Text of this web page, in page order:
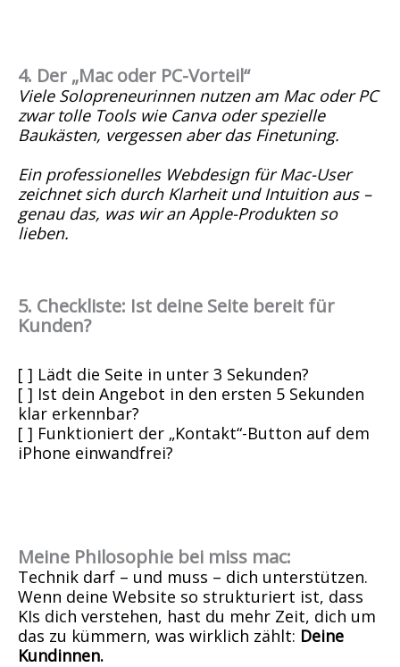
4. Der „Mac oder PC-Vorteil“
Viele Solopreneurinnen nutzen am Mac oder PC
zwar tolle Tools wie Canva oder spezielle
Baukästen, vergessen aber das Finetuning.
Ein professionelles Webdesign für Mac-User
zeichnet sich durch Klarheit und Intuition aus –
genau das, was wir an Apple-Produkten so
lieben.
5. Checkliste: Ist deine Seite bereit für
Kunden?
[ ] Lädt die Seite in unter 3 Sekunden?
[ ] Ist dein Angebot in den ersten 5 Sekunden
klar erkennbar?
[ ] Funktioniert der „Kontakt“-Button auf dem
iPhone einwandfrei?
Meine Philosophie bei miss mac:
Technik darf – und muss – dich unterstützen.
Wenn deine Website so strukturiert ist, dass
KIs dich verstehen, hast du mehr Zeit, dich um
das zu kümmern, was wirklich zählt: Deine
Kundinnen.